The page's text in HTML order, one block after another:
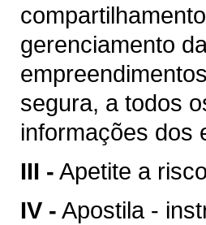
gerenciamento
segura, a todos
informações dos
III - Apetite a
IV - Apostila -